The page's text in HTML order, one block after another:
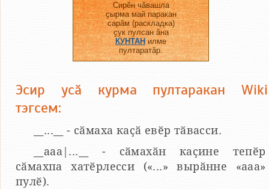
Сирӗн чӑвашла
ҫырма май паракан
сарӑм (раскладка)
ҫук пулсан ӑна
КУНТАН илме
пултаратӑр.
Эсир усӑ курма пултаракан Wiki
тэгсем:
__...__ - сӑмаха каҫӑ евӗр тӑвасси.
__aaa|...__ - сӑмахӑн каҫине тепӗр
сӑмахпа хатӗрлесси («...» вырӑнне «ааа»
пулӗ).